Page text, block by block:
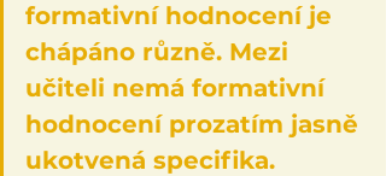
formativní hodnocení je
chápáno různě. Mezi
učiteli nemá formativní
hodnocení prozatím jasně
ukotvená specifika.